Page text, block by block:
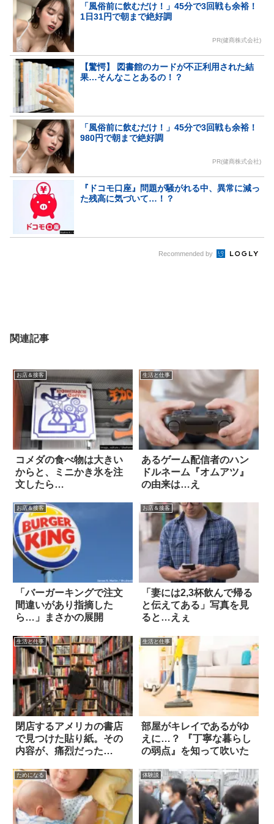
「風俗前に飲むだけ！」45分で3回戦も余裕！
1日31円で朝まで絶好調
PR(健商株式会社)
【驚愕】 図書館のカードが不正利用された結
果…そんなことあるの！？
「風俗前に飲むだけ！」45分で3回戦も余裕！
980円で朝まで絶好調
PR(健商株式会社)
『ドコモ口座』問題が騒がれる中、異常に減っ
た残高に気づいて…！？
Recommended by
関連記事
お店＆接客
コメダの食べ物は大きい
からと、ミニかき氷を注
文したら…
生活と仕事
あるゲーム配信者のハン
ドルネーム『オムアツ』
の由来は…え
お店＆接客
「バーガーキングで注文
間違いがあり指摘した
ら…」まさかの展開
お店＆接客
「妻には2,3杯飲んで帰る
と伝えてある」写真を見
ると…えぇ
生活と仕事
閉店するアメリカの書店
で見つけた貼り紙。その
内容が、痛烈だった…
生活と仕事
部屋がキレイであるがゆ
えに…？ 『丁寧な暮らし
の弱点』を知って吹いた
ためになる 体験談